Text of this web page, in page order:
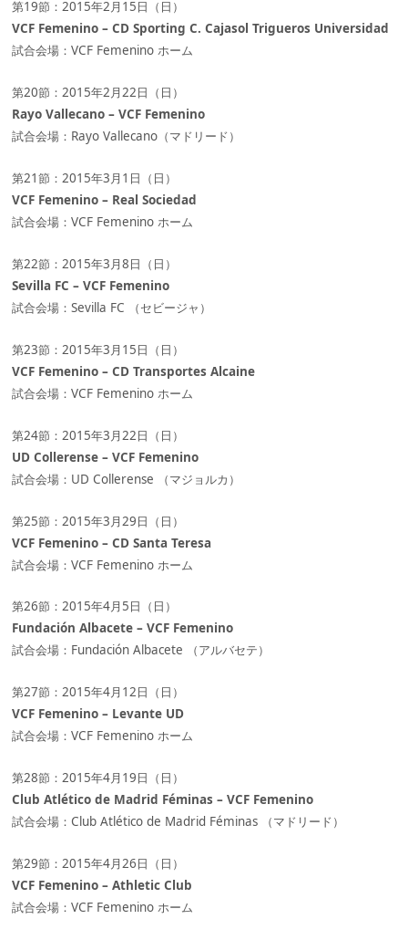
第19節：2015年2月15日（日）
VCF Femenino – CD Sporting C. Cajasol Trigueros Universidad
試合会場：VCF Femenino ホーム
第20節：2015年2月22日（日）
Rayo Vallecano – VCF Femenino
試合会場：Rayo Vallecano（マドリード）
第21節：2015年3月1日（日）
VCF Femenino – Real Sociedad
試合会場：VCF Femenino ホーム
第22節：2015年3月8日（日）
Sevilla FC – VCF Femenino
試合会場：Sevilla FC （セビージャ）
第23節：2015年3月15日（日）
VCF Femenino – CD Transportes Alcaine
試合会場：VCF Femenino ホーム
第24節：2015年3月22日（日）
UD Collerense – VCF Femenino
試合会場：UD Collerense （マジョルカ）
第25節：2015年3月29日（日）
VCF Femenino – CD Santa Teresa
試合会場：VCF Femenino ホーム
第26節：2015年4月5日（日）
Fundación Albacete – VCF Femenino
試合会場：Fundación Albacete （アルバセテ）
第27節：2015年4月12日（日）
VCF Femenino – Levante UD
試合会場：VCF Femenino ホーム
第28節：2015年4月19日（日）
Club Atlético de Madrid Féminas – VCF Femenino
試合会場：Club Atlético de Madrid Féminas （マドリード）
第29節：2015年4月26日（日）
VCF Femenino – Athletic Club
試合会場：VCF Femenino ホーム